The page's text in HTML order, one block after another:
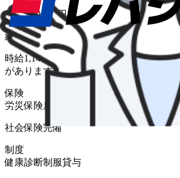
月給 250,000円〜
給与補足
時給1,140円＋各種手当 ※入社後3カ月間
があります ◇平均月収 ・昼日勤 25万
保険
労災保険雇用保険 健康保険厚生年金
社会保険完備
制度
健康診断制服貸与